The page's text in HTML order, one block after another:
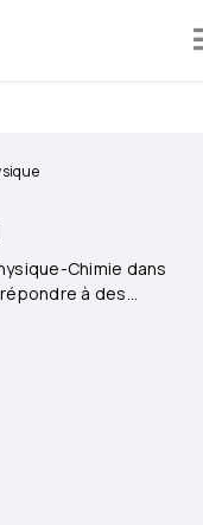
Chimie dans
à des